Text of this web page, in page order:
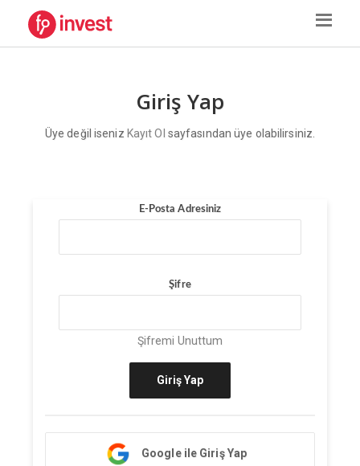
Giriş Yap
Üye değil iseniz Kayıt Ol sayfasından üye olabilirsiniz.
E-Posta Adresiniz
Şifre
Şifremi Unuttum
Giriş Yap
Google ile Giriş Yap